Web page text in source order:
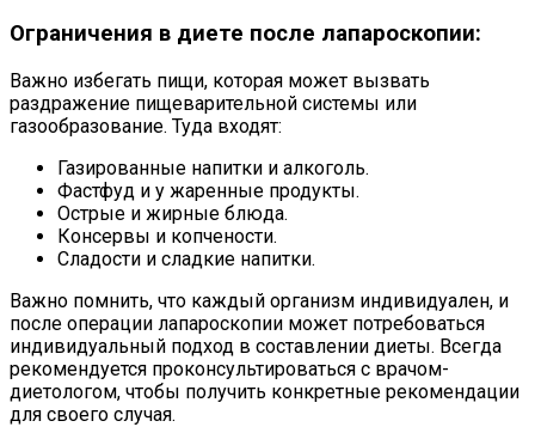
Ограничения в диете после лапароскопии:
Важно избегать пищи, которая может вызвать
раздражение пищеварительной системы или
газообразование. Туда входят:
Газированные напитки и алкоголь.
Фастфуд и у жаренные продукты.
Острые и жирные блюда.
Консервы и копчености.
Сладости и сладкие напитки.
Важно помнить, что каждый организм индивидуален, и
после операции лапароскопии может потребоваться
индивидуальный подход в составлении диеты. Всегда
рекомендуется проконсультироваться с врачом-
диетологом, чтобы получить конкретные рекомендации
для своего случая.